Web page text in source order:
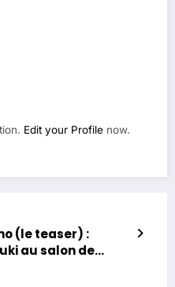
Edit your Profile now.
(le teaser) :
au salon de